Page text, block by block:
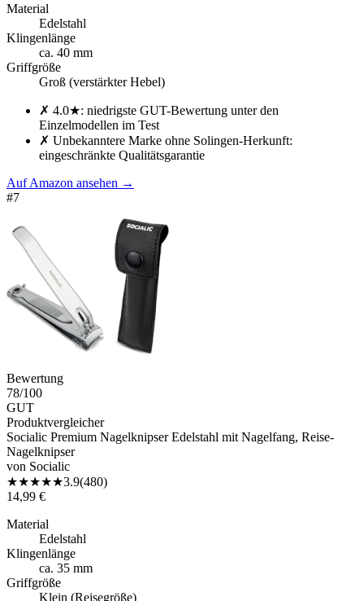
Material
Edelstahl
Klingenlänge
ca. 40 mm
Griffgröße
Groß (verstärkter Hebel)
✗ 4.0★: niedrigste GUT-Bewertung unter den
Einzelmodellen im Test
✗ Unbekanntere Marke ohne Solingen-Herkunft:
eingeschränkte Qualitätsgarantie
Auf Amazon ansehen →
#7
Bewertung
78/100
GUT
Produktvergleicher
Socialic Premium Nagelknipser Edelstahl mit Nagelfang, Reise-
Nagelknipser
von Socialic
★★★★★3.9(480)
14,99 €
Material
Edelstahl
Klingenlänge
ca. 35 mm
Griffgröße
Klein (Reisegröße)